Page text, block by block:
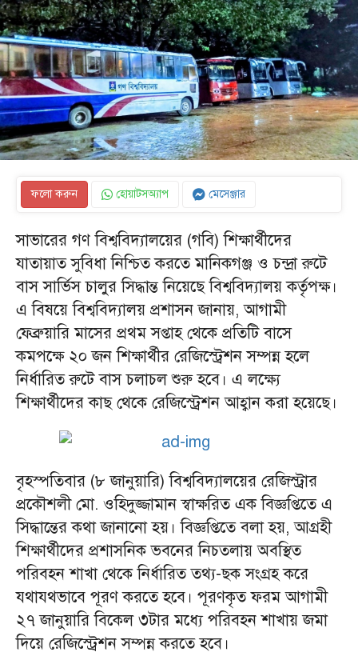
ফলো করুন হোয়াটসঅ্যাপ মেসেঞ্জার
সাভারের গণ বিশ্ববিদ্যালয়ের (গবি) শিক্ষার্থীদের
যাতায়াত সুবিধা নিশ্চিত করতে মানিকগঞ্জ ও চন্দ্রা রুটে
বাস সার্ভিস চালুর সিদ্ধান্ত নিয়েছে বিশ্ববিদ্যালয় কর্তৃপক্ষ।
এ বিষয়ে বিশ্ববিদ্যালয় প্রশাসন জানায়, আগামী
ফেব্রুয়ারি মাসের প্রথম সপ্তাহ থেকে প্রতিটি বাসে
কমপক্ষে ২০ জন শিক্ষার্থীর রেজিস্ট্রেশন সম্পন্ন হলে
নির্ধারিত রুটে বাস চলাচল শুরু হবে। এ লক্ষ্যে
শিক্ষার্থীদের কাছ থেকে রেজিস্ট্রেশন আহ্বান করা হয়েছে।
বৃহস্পতিবার (৮ জানুয়ারি) বিশ্ববিদ্যালয়ের রেজিস্ট্রার
প্রকৌশলী মো. ওহিদুজ্জামান স্বাক্ষরিত এক বিজ্ঞপ্তিতে এ
সিদ্ধান্তের কথা জানানো হয়। বিজ্ঞপ্তিতে বলা হয়, আগ্রহী
শিক্ষার্থীদের প্রশাসনিক ভবনের নিচতলায় অবস্থিত
পরিবহন শাখা থেকে নির্ধারিত তথ্য-ছক সংগ্রহ করে
যথাযথভাবে পূরণ করতে হবে। পূরণকৃত ফরম আগামী
২৭ জানুয়ারি বিকেল ৩টার মধ্যে পরিবহন শাখায় জমা
দিয়ে রেজিস্ট্রেশন সম্পন্ন করতে হবে।